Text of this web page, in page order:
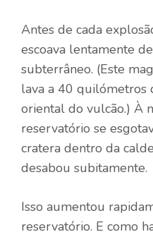
Antes de cada
escoava lentamente
subterrâneo. (Este
lava a 40 quilómetros
oriental do vulcão.) À
reservatório se
cratera dentro da
desabou subitamente.
Isso aumentou
reservatório. E como